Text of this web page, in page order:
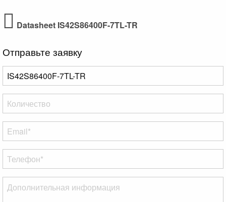
Datasheet IS42S86400F-7TL-TR
Отправьте заявку